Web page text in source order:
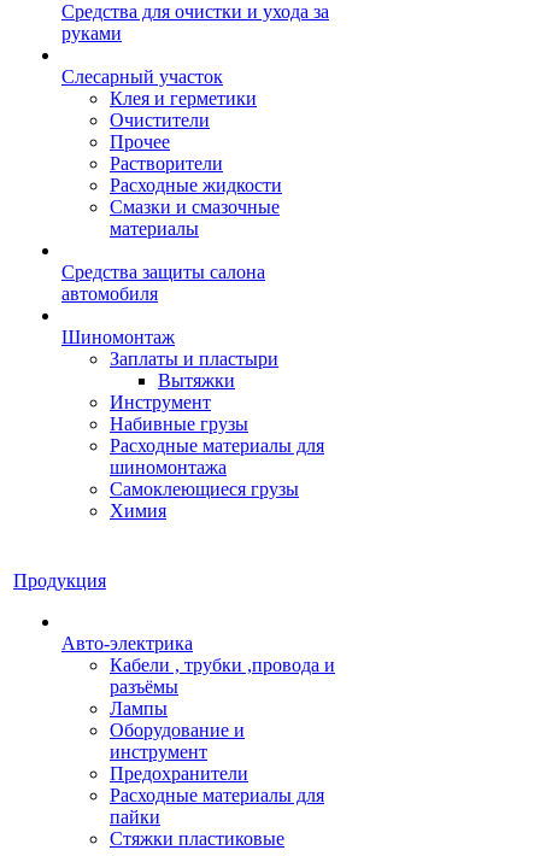
Средства для очистки и ухода за
руками
Слесарный участок
Клея и герметики
Очистители
Прочее
Растворители
Расходные жидкости
Смазки и смазочные
материалы
Средства защиты салона
автомобиля
Шиномонтаж
Заплаты и пластыри
Вытяжки
Инструмент
Набивные грузы
Расходные материалы для
шиномонтажа
Самоклеющиеся грузы
Химия
Продукция
Авто-электрика
Кабели , трубки ,провода и
разъёмы
Лампы
Оборудование и
инструмент
Предохранители
Расходные материалы для
пайки
Стяжки пластиковые